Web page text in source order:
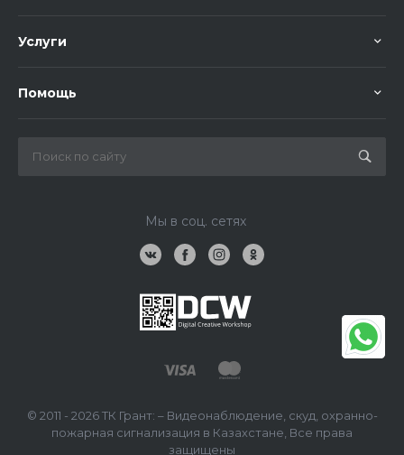
Услуги
Помощь
Мы в соц. сетях
© 2011 - 2026 ТК Грант: – Видеонаблюдение, скуд, охранно-
пожарная сигнализация в Казахстане, Все права
защищены